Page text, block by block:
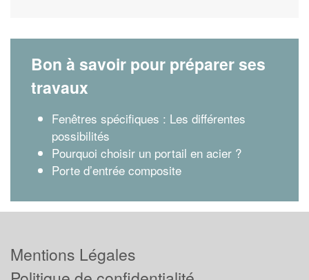
Bon à savoir pour préparer ses
travaux
Fenêtres spécifiques : Les différentes
possibilités
Pourquoi choisir un portail en acier ?
Porte d’entrée composite
Mentions Légales